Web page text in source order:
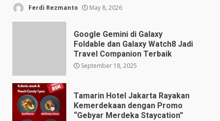
Ferdi Rezmanto May 8, 2026
Google Gemini di Galaxy
Foldable dan Galaxy Watch8 Jadi
Travel Companion Terbaik
September 18, 2025
Tamarin Hotel Jakarta Rayakan
Kemerdekaan dengan Promo
“Gebyar Merdeka Staycation”